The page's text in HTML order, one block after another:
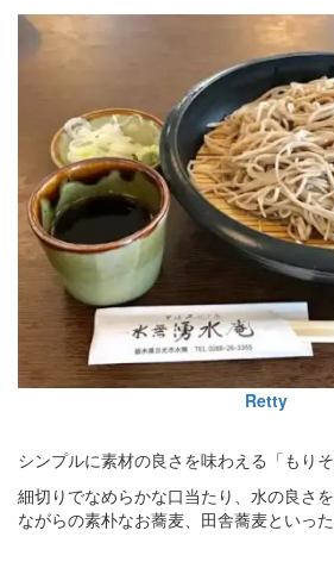
Retty
シンプルに素材の良さを味わえる「もり
細切りでなめらかな口当たり、水の良さ
ながらの素朴なお蕎麦、田舎蕎麦といった